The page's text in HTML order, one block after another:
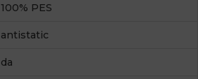
100% PES
antistatic
da